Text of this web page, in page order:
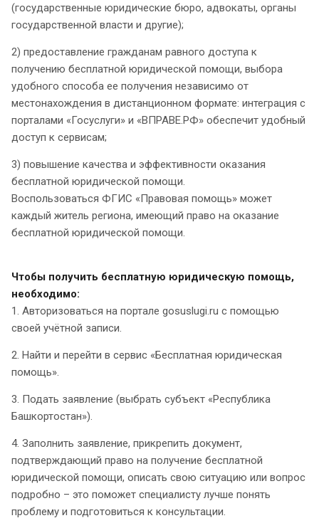
(государственные юридические бюро, адвокаты, органы
государственной власти и другие);
2) предоставление гражданам равного доступа к
получению бесплатной юридической помощи, выбора
удобного способа ее получения независимо от
местонахождения в дистанционном формате: интеграция с
порталами «Госуслуги» и «ВПРАВЕ.РФ» обеспечит удобный
доступ к сервисам;
3) повышение качества и эффективности оказания
бесплатной юридической помощи.
Воспользоваться ФГИС «Правовая помощь» может
каждый житель региона, имеющий право на оказание
бесплатной юридической помощи.
Чтобы получить бесплатную юридическую помощь,
необходимо:
1. Авторизоваться на портале gosuslugi.ru с помощью
своей учётной записи.
2. Найти и перейти в сервис «Бесплатная юридическая
помощь».
3. Подать заявление (выбрать субъект «Республика
Башкортостан»).
4. Заполнить заявление, прикрепить документ,
подтверждающий право на получение бесплатной
юридической помощи, описать свою ситуацию или вопрос
подробно – это поможет специалисту лучше понять
проблему и подготовиться к консультации.